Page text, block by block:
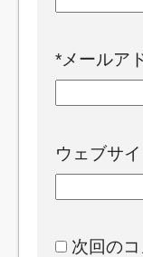
*メールア
ウェブサイ
次回の